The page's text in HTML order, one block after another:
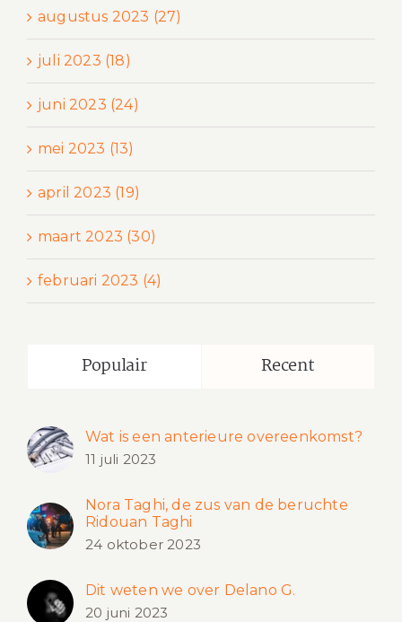
augustus 2023 (27)
juli 2023 (18)
juni 2023 (24)
mei 2023 (13)
april 2023 (19)
maart 2023 (30)
februari 2023 (4)
Populair Recent
Wat is een anterieure overeenkomst?
11 juli 2023
Nora Taghi, de zus van de beruchte
Ridouan Taghi
24 oktober 2023
Dit weten we over Delano G.
20 juni 2023